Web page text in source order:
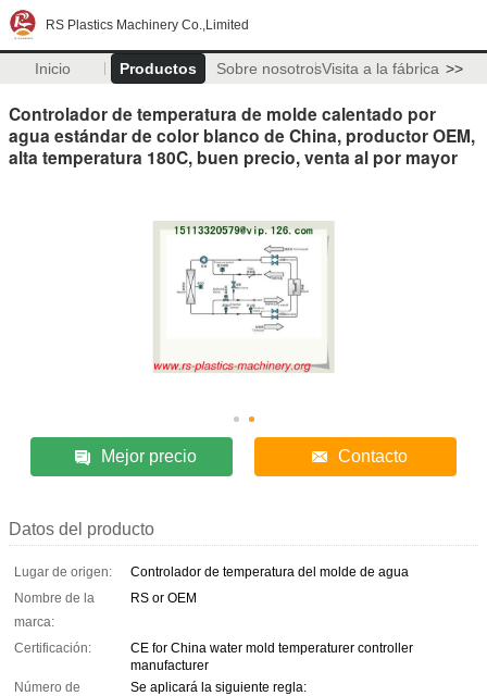
RS Plastics Machinery Co.,Limited
Inicio Productos Sobre nosotrosVisita a la fábrica >>
Controlador de temperatura de molde calentado por
agua estándar de color blanco de China, productor OEM,
alta temperatura 180C, buen precio, venta al por mayor
Mejor precio Contacto
Datos del producto
Lugar de origen:
Controlador de temperatura del molde de agua
Nombre de la
marca:
RS or OEM
Certificación:
CE for China water mold temperaturer controller
manufacturer
Número de
Se aplicará la siguiente regla: